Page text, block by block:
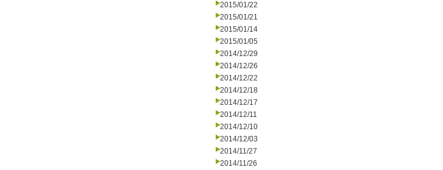
2015/01/22
2015/01/21
2015/01/14
2015/01/05
2014/12/29
2014/12/26
2014/12/22
2014/12/18
2014/12/17
2014/12/11
2014/12/10
2014/12/03
2014/11/27
2014/11/26